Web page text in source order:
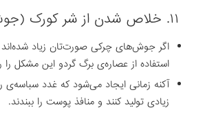
۱۱. خلاص شدن از شر کورک (جوش)
اگر جوش‌های چرکی صورت‌تان زیاد شده‌اند
استفاده از عصاره‌ی برگ گردو این مشکل را
آکنه زمانی ایجاد می‌شود که غدد
زیادی تولید کنند و منافذ پوست را ببندند.